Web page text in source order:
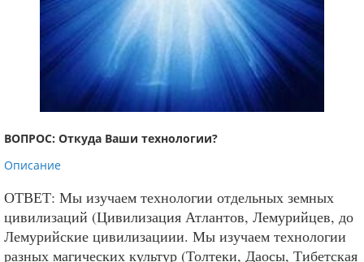
ВОПРОС: Откуда Ваши технологии?
Описание
ОТВЕТ: Мы изучаем технологии отдельных земных
цивилизаций (Цивилизация Атлантов, Лемурийцев, до
Лемурийские цивилизациии. Мы изучаем технологии
разных магических культур (Толтеки, Даосы, Тибетская